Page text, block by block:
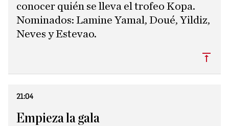
conocer quién se lleva el trofeo Kopa.
Nominados: Lamine Yamal, Doué, Yildiz,
Neves y Estevao.
21:04
Empieza la gala